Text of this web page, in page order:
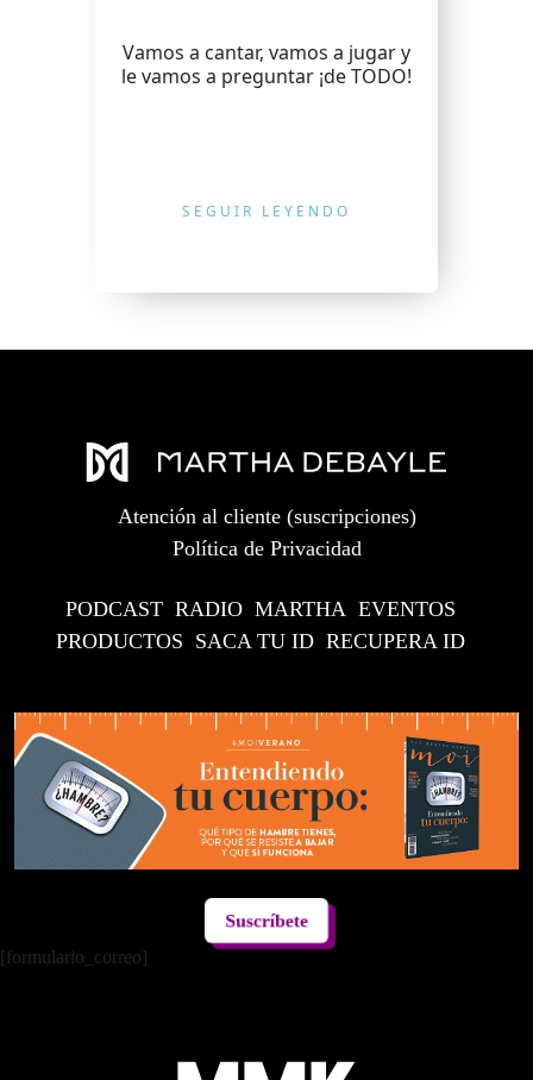
Vamos a cantar, vamos a jugar y
le vamos a preguntar ¡de TODO!
SEGUIR LEYENDO
Atención al cliente (suscripciones)
Política de Privacidad
PODCAST RADIO MARTHA EVENTOS
PRODUCTOS SACA TU ID RECUPERA ID
Suscríbete
[formulario_correo]